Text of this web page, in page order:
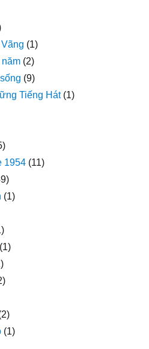
(1)
năm (2)
(9)
Tiếng Hát(1)
1954 (11)
(1)
(1)
(1)